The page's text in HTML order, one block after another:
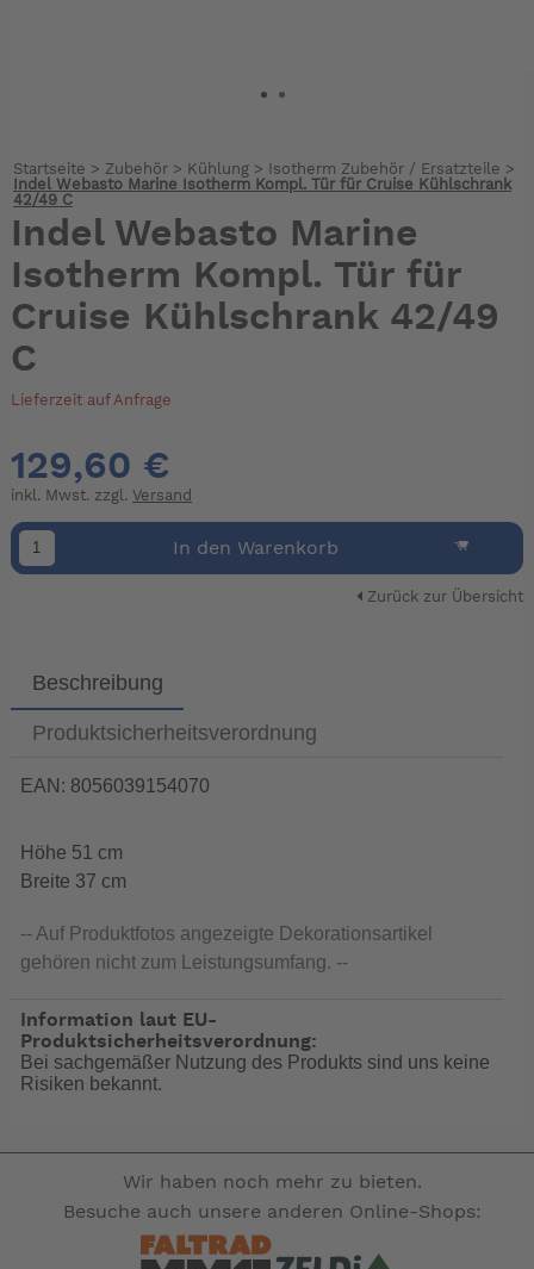
Startseite > Zubehör> Kühlung> Isotherm Zubehör / Ersatzteile >
Indel Webasto Marine Isotherm Kompl. Tür für Cruise Kühlschrank
42/49 C
Indel Webasto Marine
Isotherm Kompl. Tür für
Cruise Kühlschrank 42/49
C
Lieferzeit auf Anfrage
129,60 €
inkl. Mwst. zzgl. Versand
In den Warenkorb
Zurück zur Übersicht
Beschreibung
Produktsicherheitsverordnung
EAN: 8056039154070
Höhe 51 cm
Breite 37 cm
-- Auf Produktfotos angezeigte Dekorationsartikel
gehören nicht zum Leistungsumfang. --
Information laut EU-
Produktsicherheitsverordnung:
Bei sachgemäßer Nutzung des Produkts sind uns keine
Risiken bekannt.
Wir haben noch mehr zu bieten.
Besuche auch unsere anderen Online-Shops: